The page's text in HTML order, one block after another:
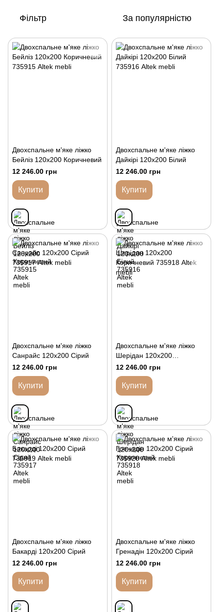
Фільтр За популярністю
Двохспальне м'яке ліжко
Бейліз 120х200 Коричневий
12 246.00 грн
Купити
Двохспальне м'яке ліжко
Дайкірі 120х200 Білий
12 246.00 грн
Купити
Двохспальне м'яке ліжко
Санрайс 120х200 Сірий
12 246.00 грн
Купити
Двохспальне м'яке ліжко
Шерідан 120х200
Коричневий
12 246.00 грн
Купити
Двохспальне м'яке ліжко
Бакарді 120х200 Сірий
12 246.00 грн
Купити
Двохспальне м'яке ліжко
Гренадін 120х200 Сірий
12 246.00 грн
Купити